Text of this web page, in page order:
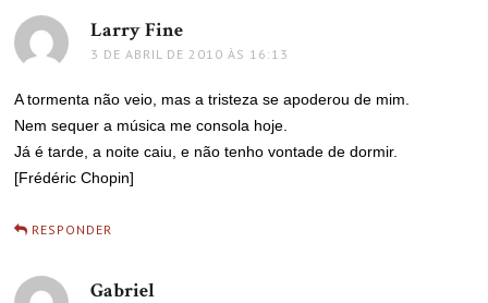
Larry Fine
3 DE ABRIL DE 2010 ÀS 16:13
A tormenta não veio, mas a tristeza se apoderou de mim.
Nem sequer a música me consola hoje.
Já é tarde, a noite caiu, e não tenho vontade de dormir.
[Frédéric Chopin]
RESPONDER
Gabriel